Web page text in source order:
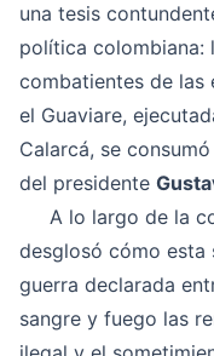
una tesis
política colombiana:
combatientes de las
el Guaviare,
Calarcá, se
del presidente
A lo largo de la
desglosó cómo esta
guerra declarada
sangre y fuego las